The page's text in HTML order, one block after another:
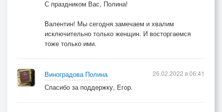
С праздником Вас, Полина!
Валентин! Мы сегодня замечаем и хвалим
исключительно только женщин. И восторгаемся
тоже только ими.
Виноградова Полина
Спасибо за поддержку, Егор.
26.02.2022 в 06:41